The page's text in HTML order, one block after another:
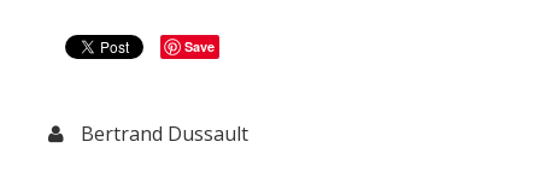
Save
Bertrand Dussault